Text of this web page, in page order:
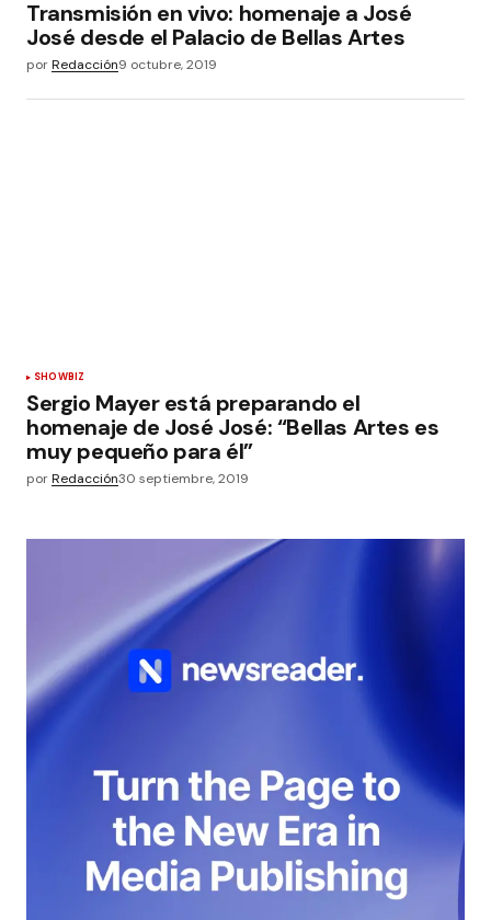
Transmisión en vivo: homenaje a José
José desde el Palacio de Bellas Artes
porRedacción9 octubre, 2019
SHOWBIZ
Sergio Mayer está preparando el
homenaje de José José: “Bellas Artes es
muy pequeño para él”
porRedacción30 septiembre, 2019